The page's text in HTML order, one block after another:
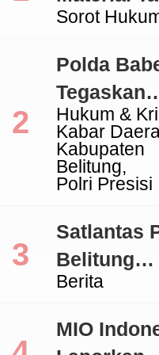
Nasional
Sorot
Izin,
Lingga
Sorotan
Hukum &
Kabar
Kabupaten
Belitung
Polri Presisi
Polda
Tegaskan
Komitmen
Penegakan
Hukum
Pasir
Ilegal Di
Belitung
Berita
Satlantas
Belitung
Tertibkan
dengan
MIO